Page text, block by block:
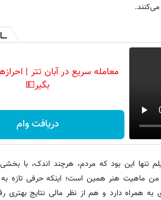
معامله سریع در آبان تتر |
بگیر💵
دریافت وام
تنها این بود که مردم، هرچند اندک، با
من ماهیت هنر همین است؛ اینکه حرفی تازه
همراه دارد و هم از نظر مالی نتایج بهتری